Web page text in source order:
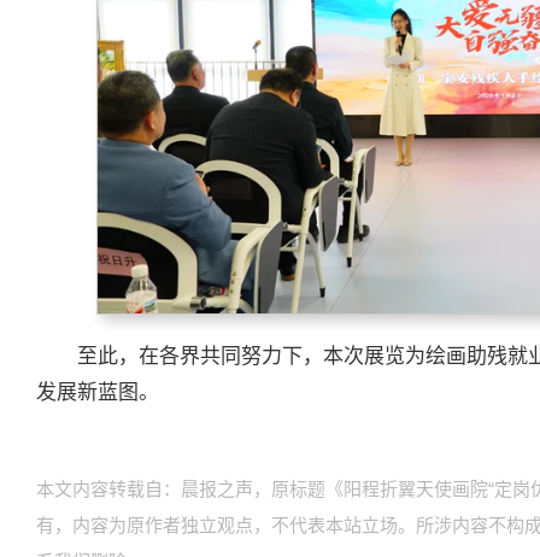
至此，在各界共同努力下，本次展览为绘画助残
发展新蓝图。
本文内容转载自：晨报之声，原标题《阳程折翼天使画院“定
有，内容为原作者独立观点，不代表本站立场。所涉内容不构